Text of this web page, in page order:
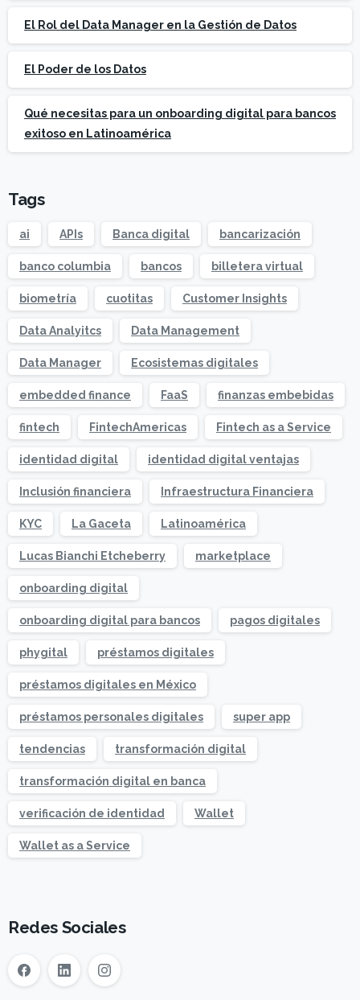
El Rol del Data Manager en la Gestión de Datos
El Poder de los Datos
Qué necesitas para un onboarding digital para bancos
exitoso en Latinoamérica
Tags
ai APIs Banca digital bancarización
banco columbia bancos billetera virtual
biometría cuotitas Customer Insights
Data Analyitcs Data Management
Data Manager Ecosistemas digitales
embedded finance FaaS finanzas embebidas
fintech FintechAmericas Fintech as a Service
identidad digital identidad digital ventajas
Inclusión financiera Infraestructura Financiera
KYC La Gaceta Latinoamérica
Lucas Bianchi Etcheberry marketplace
onboarding digital
onboarding digital para bancos pagos digitales
phygital préstamos digitales
préstamos digitales en México
préstamos personales digitales super app
tendencias transformación digital
transformación digital en banca
verificación de identidad Wallet
Wallet as a Service
Redes Sociales